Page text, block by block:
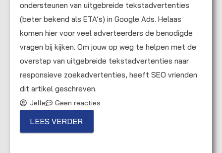
ondersteunen van uitgebreide tekstadvertenties
(beter bekend als ETA’s) in Google Ads. Helaas
komen hier voor veel adverteerders de benodigde
vragen bij kijken. Om jouw op weg te helpen met de
overstap van uitgebreide tekstadvertenties naar
responsieve zoekadvertenties, heeft SEO vrienden
dit artikel geschreven.
Jelle Geen reacties
LEES VERDER